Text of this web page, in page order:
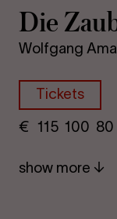
Die
Wolfgang
Tickets
€
115 100
show more